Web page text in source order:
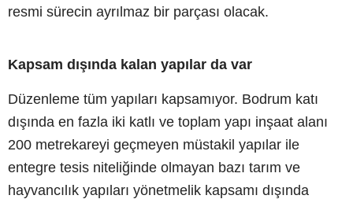
resmi sürecin ayrılmaz bir parçası olacak.
Kapsam dışında kalan yapılar da var
Düzenleme tüm yapıları kapsamıyor. Bodrum katı
dışında en fazla iki katlı ve toplam yapı inşaat alanı
200 metrekareyi geçmeyen müstakil yapılar ile
entegre tesis niteliğinde olmayan bazı tarım ve
hayvancılık yapıları yönetmelik kapsamı dışında